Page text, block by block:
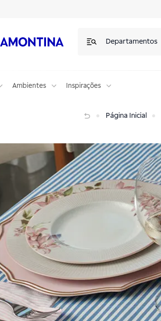
Departamentos
Ambientes Inspirações
Página Inicial